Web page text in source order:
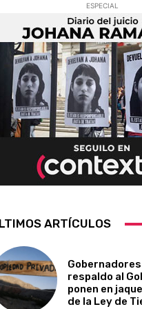
ESPECIAL
ARTÍCULOS
respaldo al
ponen en
de la Ley de